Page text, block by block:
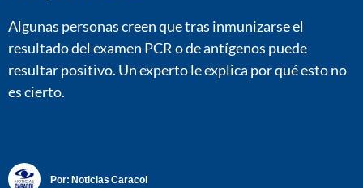
Algunas personas creen que tras inmunizarse el
resultado del examen PCR o de antígenos puede
resultar positivo. Un experto le explica por qué esto no
es cierto.
Por: Noticias Caracol